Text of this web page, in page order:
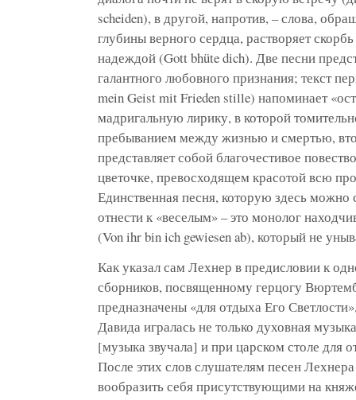
scheiden), в другой, напротив, – слова,
глубины верного сердца, растворяет
надеждой (Gott bhüte dich). Две песни
галантного любовного признания; текст
mein Geist mit Frieden stille) напоминает
мадригальную лирику, в которой
пребыванием между жизнью и смертью,
представляет собой благочестивое
цветочке, превосходящем красотой всю
Единственная песня, которую здесь можно
отнести к «веселым» – это монолог
(Von ihr bin ich gewiesen ab), который не
Как указал сам Лехнер в предисловии к
сборников, посвященному герцогу
предназначены «для отдыха Его
Давида игралась не только духовная
[музыка звучала] и при царском столе для
После этих слов слушателям песен
вообразить себя присутствующими на